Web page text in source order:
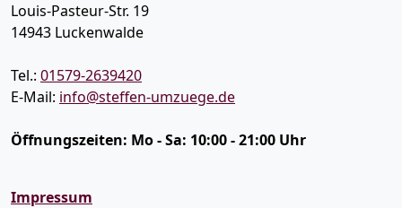
Louis-Pasteur-Str. 19
14943 Luckenwalde
Tel.: 01579-2639420
E-Mail: info@steffen-umzuege.de
Öffnungszeiten: Mo - Sa: 10:00 - 21:00 Uhr
Impressum